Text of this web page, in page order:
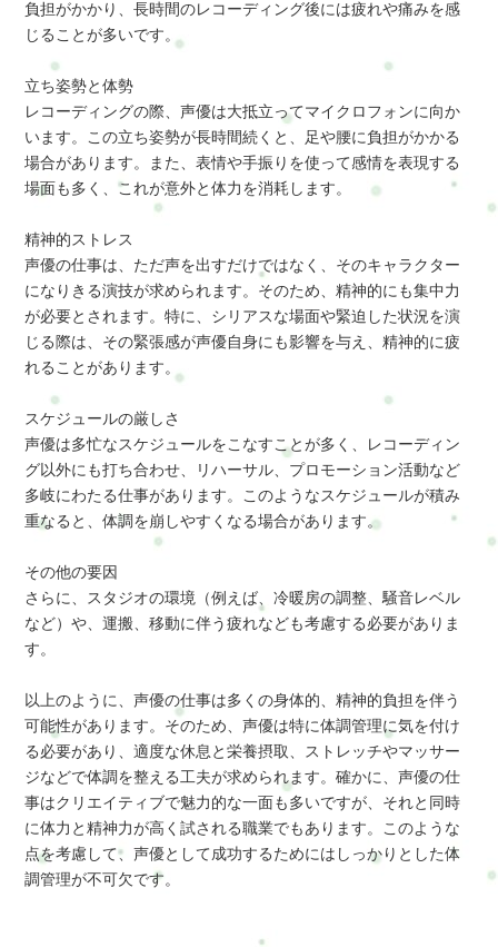
負担がかかり、長時間のレコーディング後には疲れや痛みを感
じることが多いです。
立ち姿勢と体勢
レコーディングの際、声優は大抵立ってマイクロフォンに向か
います。この立ち姿勢が長時間続くと、足や腰に負担がかかる
場合があります。また、表情や手振りを使って感情を表現する
場面も多く、これが意外と体力を消耗します。
精神的ストレス
声優の仕事は、ただ声を出すだけではなく、そのキャラクター
になりきる演技が求められます。そのため、精神的にも集中力
が必要とされます。特に、シリアスな場面や緊迫した状況を演
じる際は、その緊張感が声優自身にも影響を与え、精神的に疲
れることがあります。
スケジュールの厳しさ
声優は多忙なスケジュールをこなすことが多く、レコーディン
グ以外にも打ち合わせ、リハーサル、プロモーション活動など
多岐にわたる仕事があります。このようなスケジュールが積み
重なると、体調を崩しやすくなる場合があります。
その他の要因
さらに、スタジオの環境（例えば、冷暖房の調整、騒音レベル
など）や、運搬、移動に伴う疲れなども考慮する必要がありま
す。
以上のように、声優の仕事は多くの身体的、精神的負担を伴う
可能性があります。そのため、声優は特に体調管理に気を付け
る必要があり、適度な休息と栄養摂取、ストレッチやマッサー
ジなどで体調を整える工夫が求められます。確かに、声優の仕
事はクリエイティブで魅力的な一面も多いですが、それと同時
に体力と精神力が高く試される職業でもあります。このような
点を考慮して、声優として成功するためにはしっかりとした体
調管理が不可欠です。